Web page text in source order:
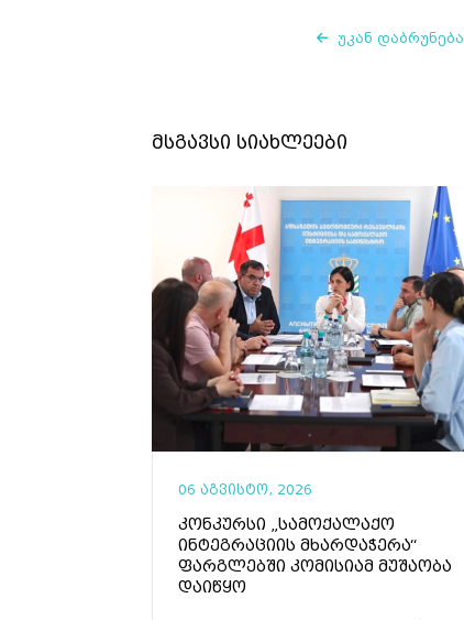
უკან დაბრუნება
მსგავსი სიახლეები
06 აგვისტო, 2026
კონკურსი „სამოქალაქო
ინტეგრაციის მხარდაჭერა“
ფარგლებში კომისიამ მუშაობა
დაიწყო